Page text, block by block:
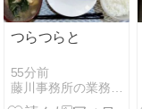
つらつらと
55分前
藤川事務所の業務日誌